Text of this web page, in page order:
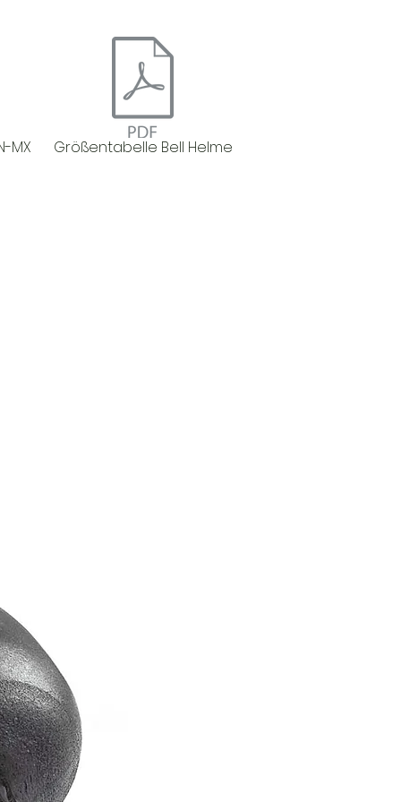
MX Größentabelle Bell Helme